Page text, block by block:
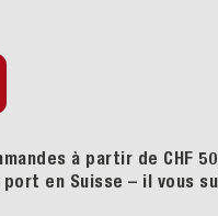
à partir de CHF
en Suisse – il vous